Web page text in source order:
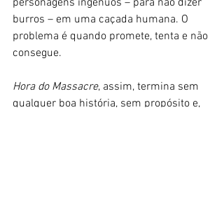
personagens ingênuos – para não dizer
burros – em uma caçada humana. O
problema é quando promete, tenta e não
consegue.
Hora do Massacre, assim, termina sem
qualquer boa história, sem propósito e,